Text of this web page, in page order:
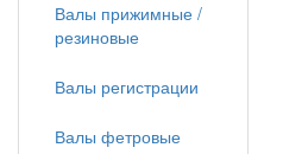
Валы прижимные /
резиновые
Валы регистрации
Валы фетровые